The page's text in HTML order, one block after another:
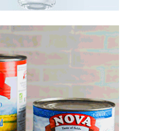
65
– Ər-arvad yanaraq
76
yox, sülhə